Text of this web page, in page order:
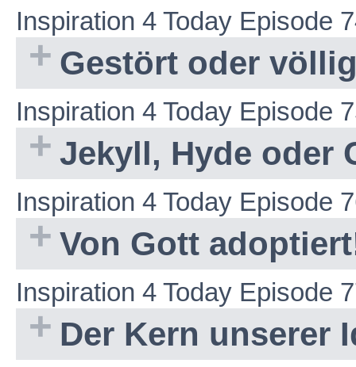
Inspiration 4 Today Episode
Gestört oder
Inspiration 4 Today Episode
Jekyll, Hyde oder
Inspiration 4 Today Episode
Von Gott
Inspiration 4 Today Episode
Der Kern unserer